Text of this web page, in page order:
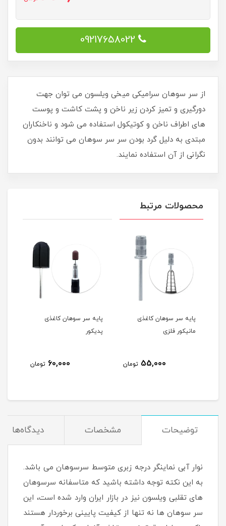
09217658022
از سر سوهان سرامیکی میخی ویلسون می توان جهت
دورگیری و تمیز کردن زیر ناخن و پشت کاشت و پوست
های اطراف ناخن و کوتیکول استفاده می شود و ناخنکاران
مبتدی به دلیل گرد بودن سر سر سوهان می توانند بدون
نگرانی از آن استفاده نمایند.
محصولات مرتبط
پایه سر سوهان کاغذی
مانیکور فلزی
55,000 تومان
پایه سر سوهان کاغذی
پدیکور
60,000 تومان
توضیحات مشخصات دیدگاه‌ها
نوار آبی نماینگر درجه زبری متوسط سرسوهان می باشد.
به این نکته توجه داشته باشید که متاسفانه سرسوهان
های تقلبی ویلسون نیز در بازار ایران وارد شده است، این
سر سوهان ها نه تنها از کیفیت پایینی برخوردار هستند